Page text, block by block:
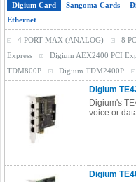
Digium Card Sangoma Cards
Ethernet
4 PORT MAX (ANALOG) 8
Express
Digium AEX2400 PCI
TDM800P
Digium TDM2400P
Digium
Digium's
voice or
Digium